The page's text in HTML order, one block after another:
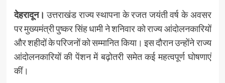
देहरादून। उत्तराखंड राज्य स्थापना के रजत जयंती वर्ष के अवसर
पर मुख्यमंत्री पुष्कर सिंह धामी ने शनिवार को राज्य आंदोलनकारियों
और शहीदों के परिजनों को सम्मानित किया। इस दौरान उन्होंने राज्य
आंदोलनकारियों की पेंशन में बढ़ोतरी समेत कई महत्वपूर्ण घोषणाएं
कीं।